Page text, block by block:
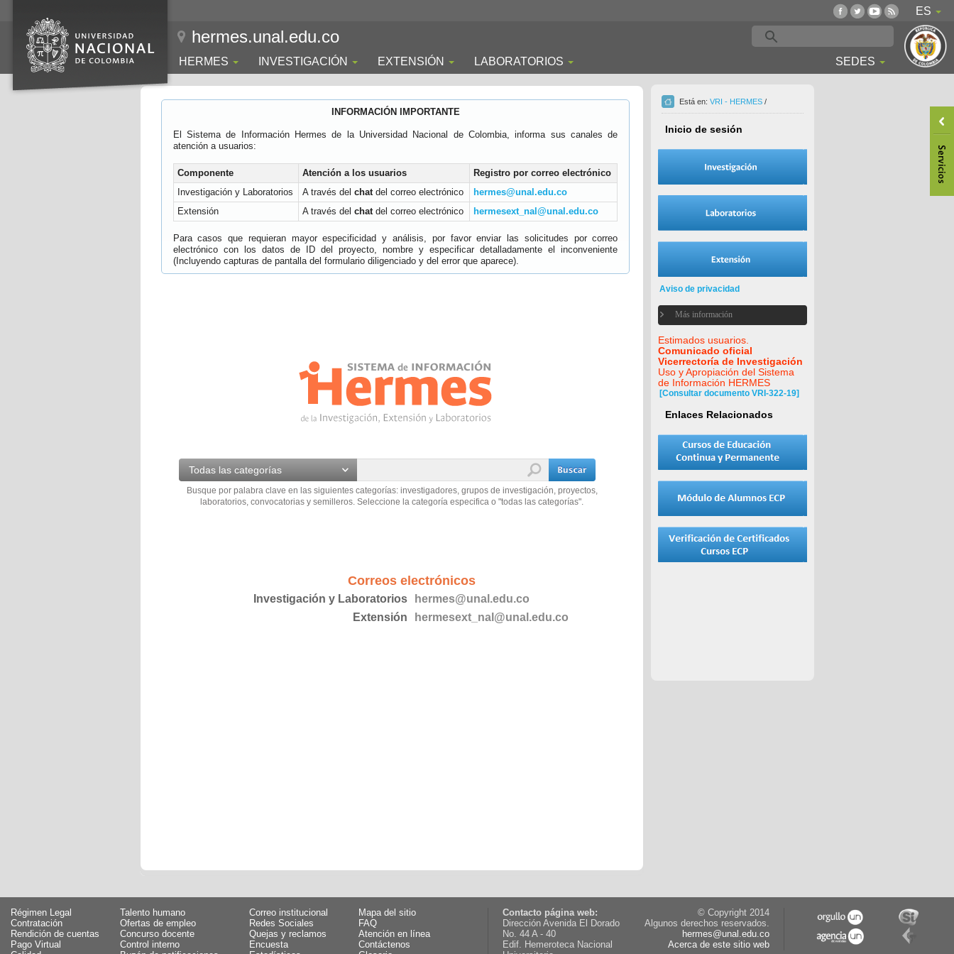
ES
hermes.unal.edu.co
HERMES INVESTIGACIÓN EXTENSIÓN LABORATORIOS SEDES
INFORMACIÓN IMPORTANTE
El Sistema de Información Hermes de la Universidad Nacional de Colombia, informa sus canales de
atención a usuarios:
Componente Atención a los usuarios
Registro por correo electrónico
Investigación y Laboratorios
A través del chatdel correo electrónico
hermes@unal.edu.co
Extensión
A través del chatdel correo electrónico hermesext_nal@unal.edu.co
Para casos que requieran mayor especificidad y análisis, por favor enviar las solicitudes por correo
electrónico con los datos de ID del proyecto, nombre y especificar detalladamente el inconveniente
(Incluyendo capturas de pantalla del formulario diligenciado y del error que aparece).
Todas las categorías
Busque por palabra clave en las siguientes categorías: investigadores, grupos de investigación, proyectos,
laboratorios, convocatorias y semilleros. Seleccione la categoría especifica o "todas las categorías".
Correos electrónicos
Investigación y Laboratorios
hermes@unal.edu.co
Extensión
hermesext_nal@unal.edu.co
Está en: VRI - HERMES /
Inicio de sesión
Aviso de privacidad
Más información
Estimados usuarios.
Comunicado oficial
Vicerrectoría de Investigación
Uso y Apropiación del Sistema
de Información HERMES
[Consultar documento VRI-322-19]
Enlaces Relacionados
Régimen Legal
Talento humano
Contratación
Ofertas de empleo
Rendición de cuentas
Concurso docente
Pago Virtual
Control interno
Correo institucional
Mapa del sitio
Redes Sociales
FAQ
Quejas y reclamos
Atención en línea
Encuesta
Contáctenos
Contacto página web:
Dirección Avenida El Dorado
No. 44 A - 40
Edif. Hemeroteca Nacional
© Copyright 2014
Algunos derechos reservados.
hermes@unal.edu.co
Acerca de este sitio web